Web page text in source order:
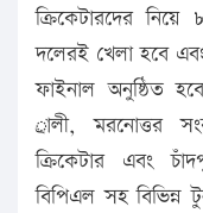
ক্রিকেটারদের
দলেরই খেলা হবে
ফাইনাল অনুষ্ঠিত
র্ালী, মরনোত্তর
ক্রিকেটার এবং
বিপিএল সহ বিভিন্ন